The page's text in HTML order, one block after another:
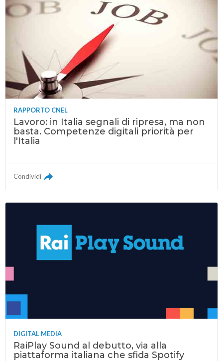
RAPPORTO CNEL
Lavoro: in Italia segnali di ripresa, ma non
basta. Competenze digitali priorità per
l'Italia
Condividi
DIGITAL MEDIA
RaiPlay Sound al debutto, via alla
piattaforma italiana che sfida Spotify